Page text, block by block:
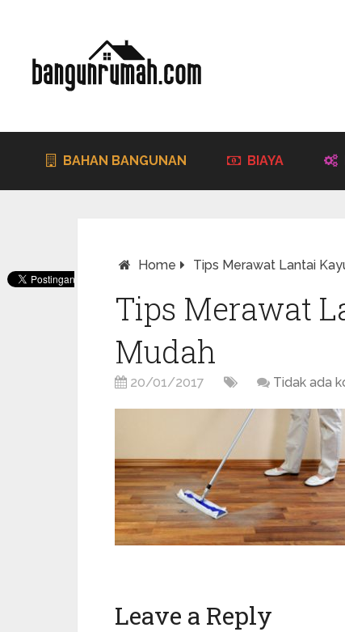
BAHAN BANGUNAN BIAYA
Home Tips Merawat Lantai
Tips Merawat
Mudah
20/01/2017 Tidak ada
Leave a Reply